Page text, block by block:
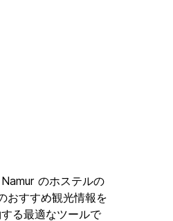
のホステルの
おすすめ観光情報を
る最適なツールで